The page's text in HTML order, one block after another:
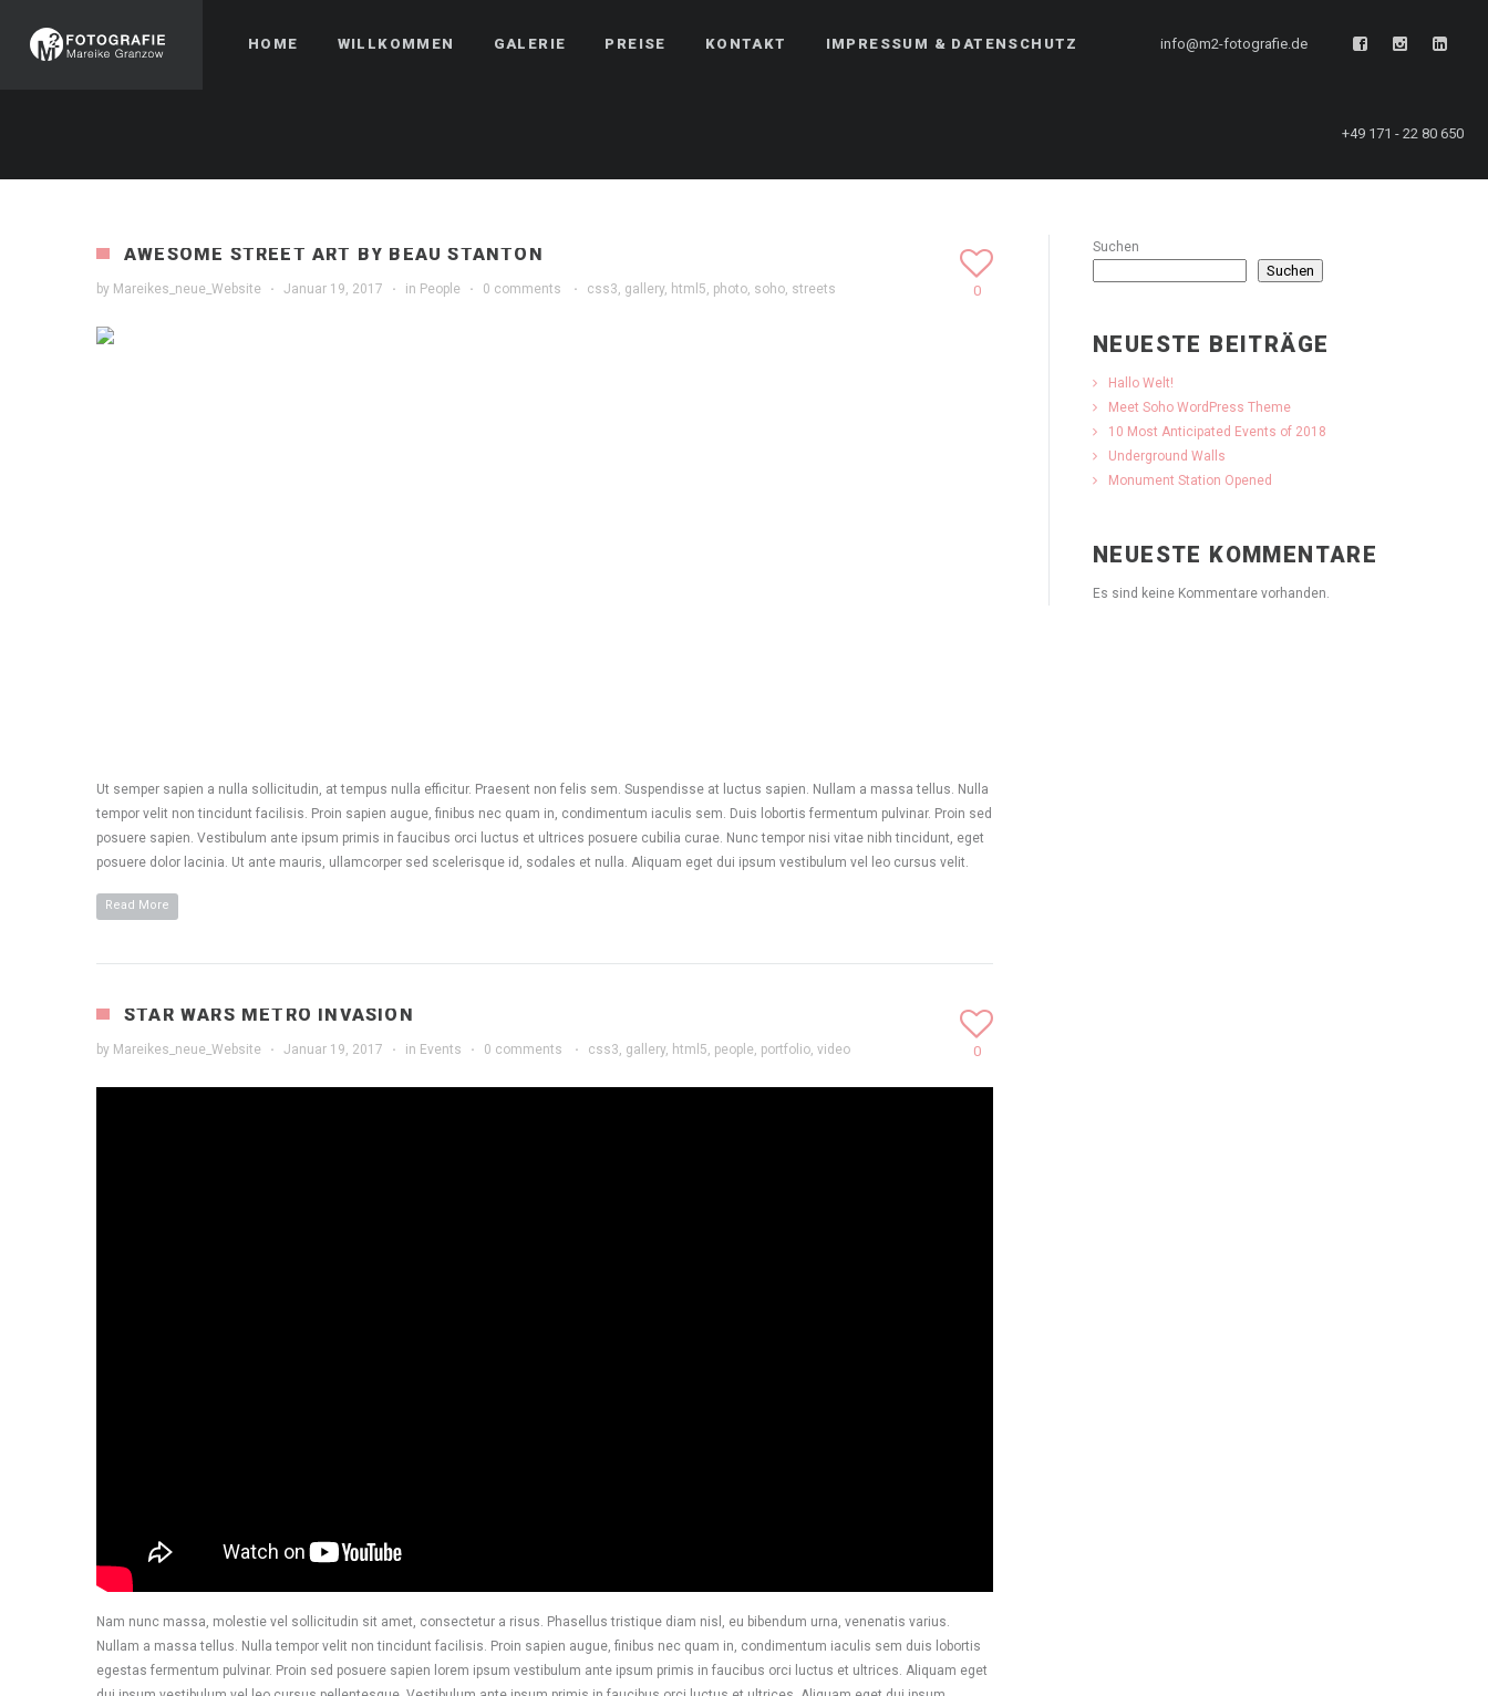
HOME WILLKOMMEN GALERIE PREISE KONTAKT IMPRESSUM & DATENSCHUTZ info@m2-fotografie.de
+49 171 - 22 80 650
AWESOME STREET ART BY BEAU STANTON
by Mareikes_neue_Website · Januar 19, 2017 · in People · 0 comments · css3, gallery, html5, photo, soho, streets 0
Ut semper sapien a nulla sollicitudin, at tempus nulla efficitur. Praesent non felis sem. Suspendisse at luctus sapien. Nullam a massa tellus. Nulla
tempor velit non tincidunt facilisis. Proin sapien augue, finibus nec quam in, condimentum iaculis sem. Duis lobortis fermentum pulvinar. Proin sed
posuere sapien. Vestibulum ante ipsum primis in faucibus orci luctus et ultrices posuere cubilia curae. Nunc tempor nisi vitae nibh tincidunt, eget
posuere dolor lacinia. Ut ante mauris, ullamcorper sed scelerisque id, sodales et nulla. Aliquam eget dui ipsum vestibulum vel leo cursus velit.
Read More
STAR WARS METRO INVASION
by Mareikes_neue_Website · Januar 19, 2017 · in Events · 0 comments · css3 gallery, html5 people portfolio video 0
Nam nunc massa, molestie vel sollicitudin sit amet, consectetur a risus. Phasellus tristique diam nisl, eu bibendum urna, venenatis varius.
Nullam a massa tellus. Nulla tempor velit non tincidunt facilisis. Proin sapien augue, finibus nec quam in, condimentum iaculis sem duis lobortis
egestas fermentum pulvinar. Proin sed posuere sapien lorem ipsum vestibulum ante ipsum primis in faucibus orci luctus et ultrices. Aliquam eget
Suchen
Suchen
NEUESTE BEITRÄGE
Hallo Welt!
Meet Soho WordPress Theme
10 Most Anticipated Events of 2018
Underground Walls
Monument Station Opened
NEUESTE KOMMENTARE
Es sind keine Kommentare vorhanden.